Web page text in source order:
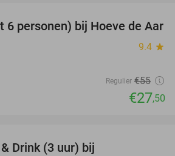
50%
6 personen) bij Hoeve de Aar
9.4 star
Regulier €55
€27,50
Drink (3 uur) bij